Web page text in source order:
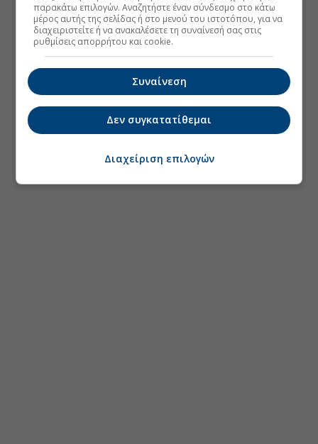
παρακάτω επιλογών. Αναζητήστε έναν σύνδεσμο στο κάτω
μέρος αυτής της σελίδας ή στο μενού του ιστοτόπου, για να
διαχειριστείτε ή να ανακαλέσετε τη συναίνεσή σας στις
ρυθμίσεις απορρήτου και cookie.
Συναίνεση
Δεν συγκατατίθεμαι
Διαχείριση επιλογών